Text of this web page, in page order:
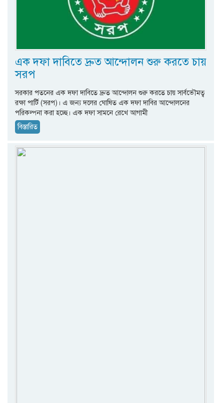
এক দফা দাবিতে দ্রুত আন্দোলন শুরু করতে চায়
সরপ
সরকার পতনের এক দফা দাবিতে দ্রুত আন্দোলন শুরু করতে চায় সার্বভৌমত্ব
রক্ষা পার্টি (সরপ)। এ জন্য দলের ঘোষিত এক দফা দাবির আন্দোলনের
পরিকল্পনা করা হচ্ছে। এক দফা সামনে রেখে আগামী
বিস্তারিত